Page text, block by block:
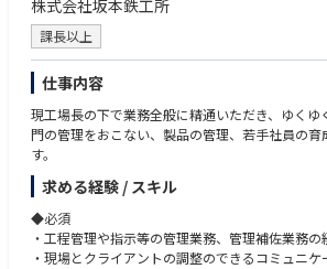
株式会社坂本鉄工所
課長以上
仕事内容
現工場長の下で業務全般に精通いただき、ゆく
門の管理をおこない、製品の管理、若手社員の
す。
求める経験 / スキル
◆必須
・工程管理や指示等の管理業務、管理補佐業務の
・現場とクライアントの調整のできるコミュニ